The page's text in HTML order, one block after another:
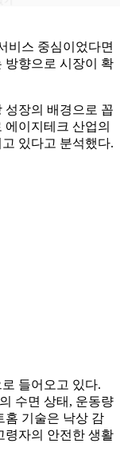
비스 중심이었다면
방향으로 시장이 확
성장의 배경으로 꼽
이지테크 산업의
있다고 분석했다.
들어오고 있다.
수면 상태, 운동량
홈 기술은 낙상 감
령자의 안전한 생활